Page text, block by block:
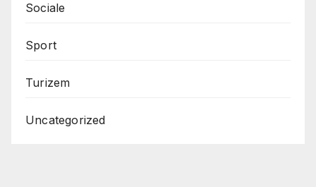
Sociale
Sport
Turizem
Uncategorized